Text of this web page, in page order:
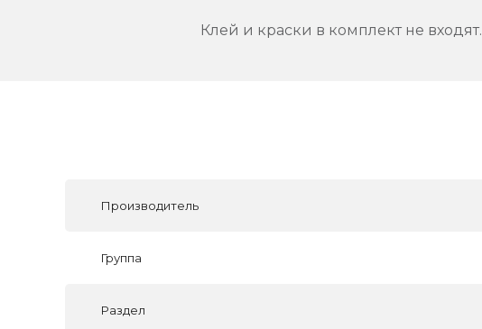
Клей и краски в комплект не входят.
Производитель
Группа
Раздел